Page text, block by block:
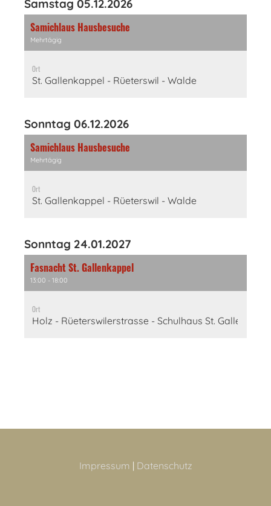
Samstag 05.12.2026
Samichlaus Hausbesuche
Mehrtägig
Ort
St. Gallenkappel - Rüeterswil - Walde
Sonntag 06.12.2026
Samichlaus Hausbesuche
Mehrtägig
Ort
St. Gallenkappel - Rüeterswil - Walde
Sonntag 24.01.2027
Fasnacht St. Gallenkappel
13:00 - 18:00
Ort
Holz - Rüeterswilerstrasse - Schulhaus St.
Impressum | Datenschutz